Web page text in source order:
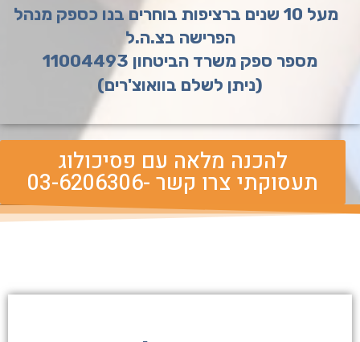
מעל 10 שנים ברציפות בוחרים בנו כספק מנהל
הפרישה בצ.ה.ל
מספר ספק משרד הביטחון 11004493
(ניתן לשלם בוואוצ'רים)
להכנה מלאה עם פסיכולוג
תעסוקתי צרו קשר -03-6206306